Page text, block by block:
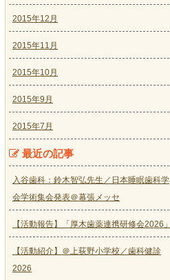
2015年12月
2015年11月
2015年10月
2015年9月
2015年7月
最近の記事
入谷歯科：鈴木智弘先生／日本睡眠歯科学
会学術集会発表＠幕張メッセ
【活動報告】「厚木歯薬連携研修会2026」
【活動紹介】＠上荻野小学校／歯科健診
2026